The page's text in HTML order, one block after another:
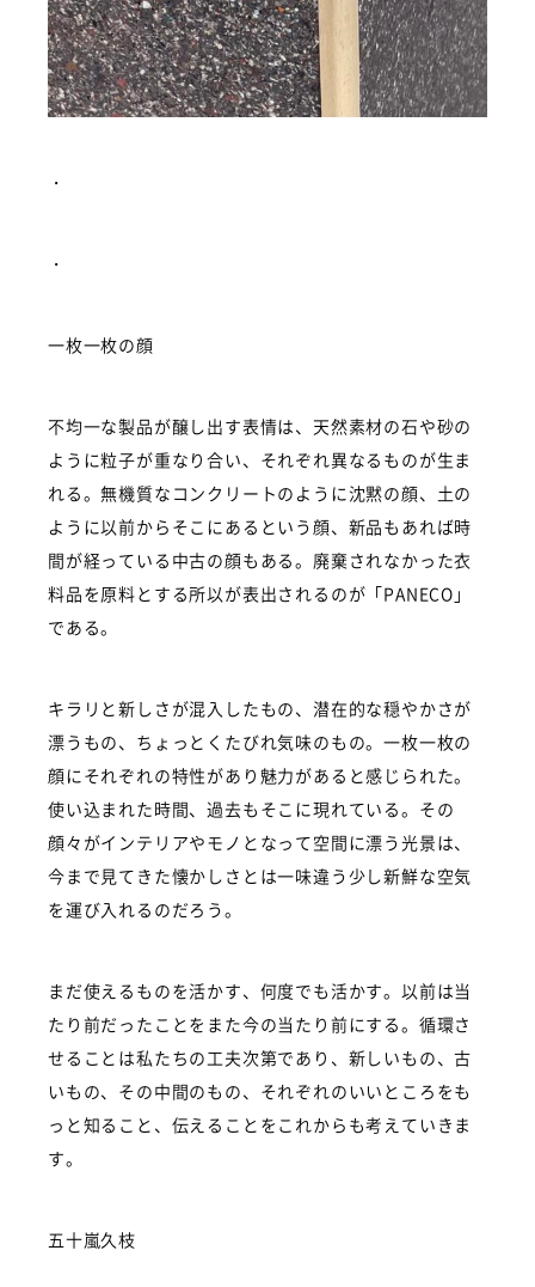
・
・
一枚一枚の顔
不均一な製品が醸し出す表情は、天然素材の石や砂の
ように粒子が重なり合い、それぞれ異なるものが生ま
れる。無機質なコンクリートのように沈黙の顔、土の
ように以前からそこにあるという顔、新品もあれば時
間が経っている中古の顔もある。廃棄されなかった衣
料品を原料とする所以が表出されるのが「PANECO」
である。
キラリと新しさが混入したもの、潜在的な穏やかさが
漂うもの、ちょっとくたびれ気味のもの。一枚一枚の
顔にそれぞれの特性があり魅力があると感じられた。
使い込まれた時間、過去もそこに現れている。その
顔々がインテリアやモノとなって空間に漂う光景は、
今まで見てきた懐かしさとは一味違う少し新鮮な空気
を運び入れるのだろう。
まだ使えるものを活かす、何度でも活かす。以前は当
たり前だったことをまた今の当たり前にする。循環さ
せることは私たちの工夫次第であり、新しいもの、古
いもの、その中間のもの、それぞれのいいところをも
っと知ること、伝えることをこれからも考えていきま
す。
五十嵐久枝